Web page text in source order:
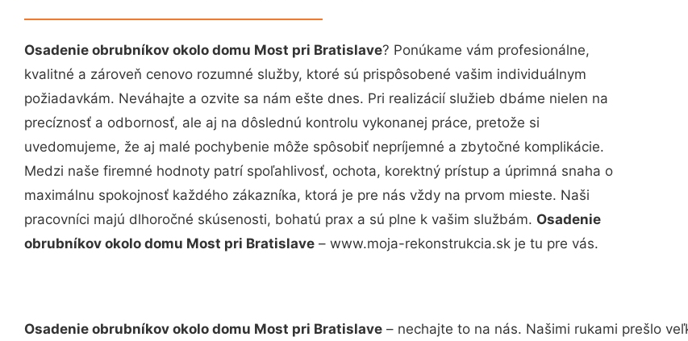
Osadenie obrubníkov okolo domu Most pri Bratislave? Ponúkame vám profesionálne,
kvalitné a zároveň cenovo rozumné služby, ktoré sú prispôsobené vašim individuálnym
požiadavkám. Neváhajte a ozvite sa nám ešte dnes. Pri realizácií služieb dbáme nielen na
precíznosť a odbornosť, ale aj na dôslednú kontrolu vykonanej práce, pretože si
uvedomujeme, že aj malé pochybenie môže spôsobiť nepríjemné a zbytočné komplikácie.
Medzi naše firemné hodnoty patrí spoľahlivosť, ochota, korektný prístup a úprimná snaha o
maximálnu spokojnosť každého zákazníka, ktorá je pre nás vždy na prvom mieste. Naši
pracovníci majú dlhoročné skúsenosti, bohatú prax a sú plne k vašim službám. Osadenie
obrubníkov okolo domu Most pri Bratislave – www.moja-rekonstrukcia.sk je tu pre vás.
Osadenie obrubníkov okolo domu Most pri Bratislave – nechajte to na nás. Našimi rukami prešlo